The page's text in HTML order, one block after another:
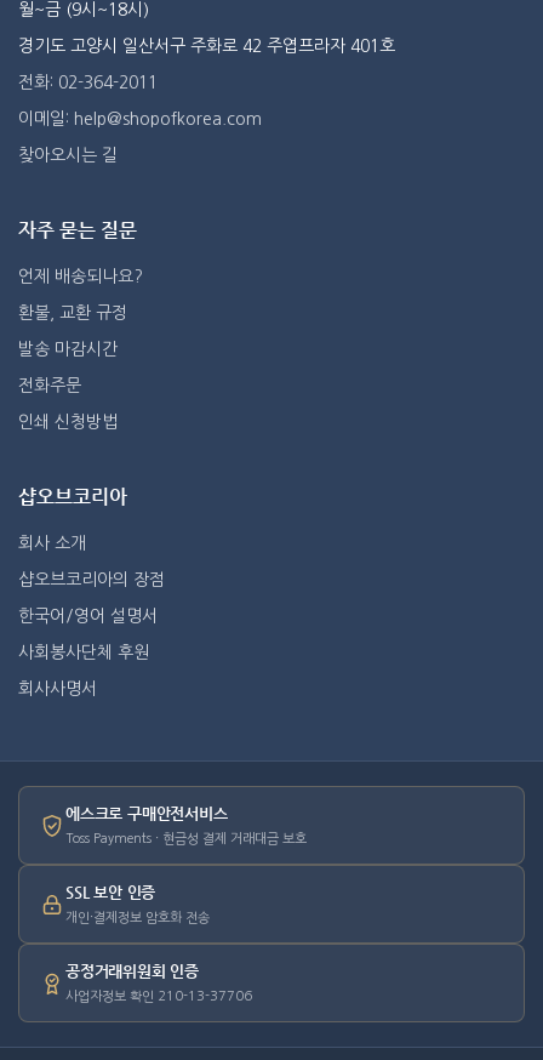
월~금 (9시~18시)
경기도 고양시 일산서구 주화로 42 주엽프라자 401호
전화: 02-364-2011
이메일: help@shopofkorea.com
찾아오시는 길
자주 묻는 질문
언제 배송되나요?
환불, 교환 규정
발송 마감시간
전화주문
인쇄 신청방법
샵오브코리아
회사 소개
샵오브코리아의 장점
한국어/영어 설명서
사회봉사단체 후원
회사사명서
에스크로 구매안전서비스
Toss Payments · 현금성 결제 거래대금 보호
SSL 보안 인증
개인·결제정보 암호화 전송
공정거래위원회 인증
사업자정보 확인 210-13-37706